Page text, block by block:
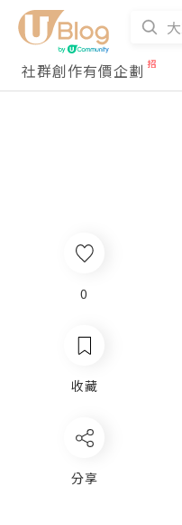
社群創作有價企劃
0
收藏
分享